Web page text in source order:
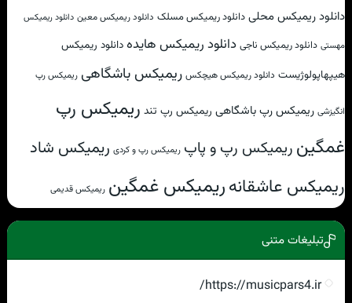
دانلود ریمیکس محلی دانلود ریمیکس مسلک دانلود ریمیکس معین دانلود ریمیکس
مهستی دانلود ریمیکس ناجی دانلود ریمیکس هایدهدانلود ریمیکس
هیپهاپولوژیست دانلود ریمیکس هیچکس ریمیکس باشگاهی ریمیکس رپ
انگیزشی ریمیکس رپ باشگاهی ریمیکس رپ تند ریمیکس رپ
غمگین ریمیکس رپ و پاپ ریمیکس رپ و کردی ریمیکس شاد
ریمیکس عاشقانهریمیکس غمگین ریمیکس قدیمی
تبلیغات متنی
https://musicpars4.ir/